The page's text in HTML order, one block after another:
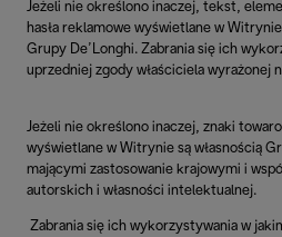
Jeżeli nie określono inaczej, tekst,
hasła reklamowe wyświetlane w
Grupy De’Longhi. Zabrania się ich
uprzedniej zgody właściciela wyrażonej
Jeżeli nie określono inaczej, znaki
wyświetlane w Witrynie są własnością
mającymi zastosowanie krajowymi i
autorskich i własności intelektualnej.
Zabrania się ich wykorzystywania w